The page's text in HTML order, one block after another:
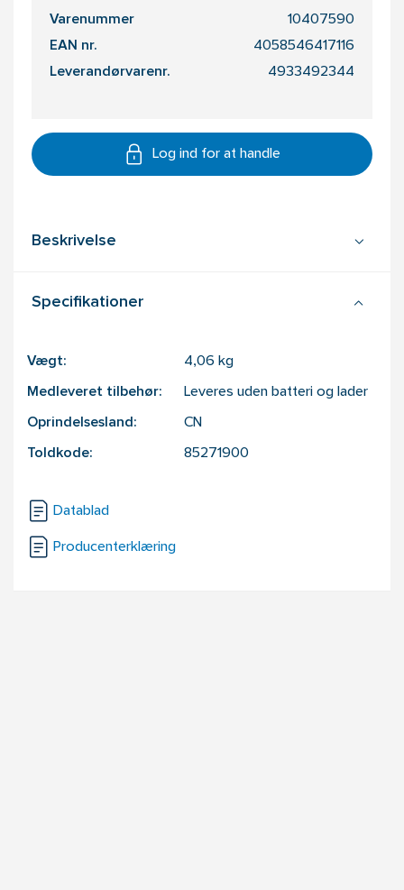
Varenummer 10407590
EAN nr. 4058546417116
Leverandørvarenr. 4933492344
Log ind for at handle
Beskrivelse
Specifikationer
Vægt: 4,06 kg
Medleveret tilbehør: Leveres uden batteri og lader
Oprindelsesland: CN
Toldkode: 85271900
Datablad
Producenterklæring